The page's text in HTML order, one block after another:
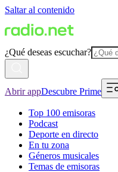
Saltar al contenido
¿Qué deseas escuchar?
Abrir appDescubre Prime
Top 100 emisoras
Podcast
Deporte en directo
En tu zona
Géneros musicales
Temas de emisoras